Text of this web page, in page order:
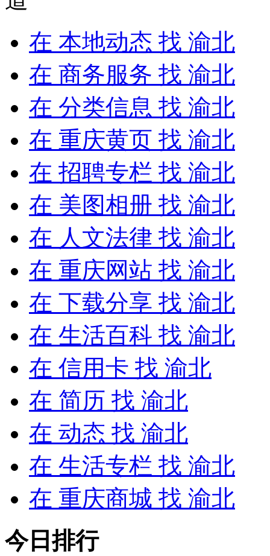
在 本地动态 找 渝北
在 商务服务 找 渝北
在 分类信息 找 渝北
在 重庆黄页 找 渝北
在 招聘专栏 找 渝北
在 美图相册 找 渝北
在 人文法律 找 渝北
在 重庆网站 找 渝北
在 下载分享 找 渝北
在 生活百科 找 渝北
在 信用卡 找 渝北
在 简历 找 渝北
在 动态 找 渝北
在 生活专栏 找 渝北
在 重庆商城 找 渝北
今日排行